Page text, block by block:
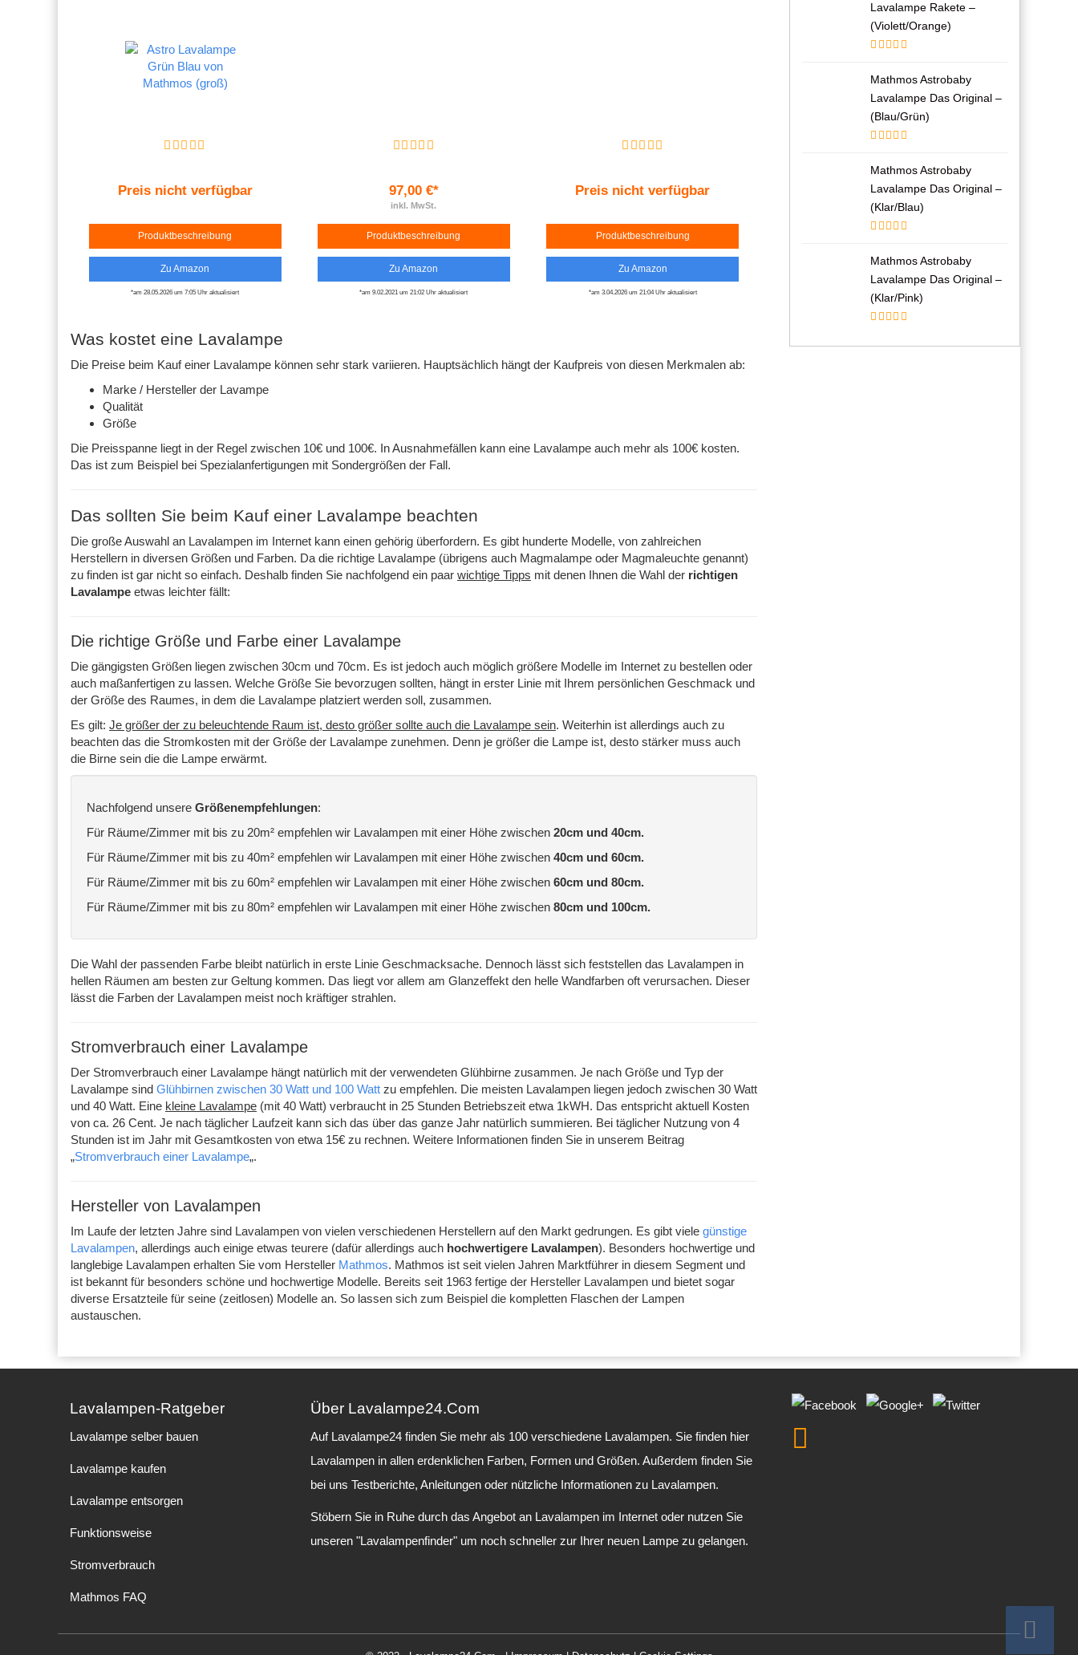
Preis nicht verfügbar
Produktbeschreibung
Zu Amazon
*am 28.05.2026 um 7:05 Uhr aktualisiert
97,00 €*
inkl. MwSt.
Produktbeschreibung
Zu Amazon
*am 9.02.2021 um 21:02 Uhr aktualisiert
Preis nicht verfügbar
Produktbeschreibung
Zu Amazon
*am 3.04.2026 um 21:04 Uhr aktualisiert
Was kostet eine Lavalampe
Die Preise beim Kauf einer Lavalampe können sehr stark variieren. Hauptsächlich hängt der Kaufpreis von diesen Merkmalen ab:
Marke / Hersteller der Lavampe
Qualität
Größe
Die Preisspanne liegt in der Regel zwischen 10€ und 100€. In Ausnahmefällen kann eine Lavalampe auch mehr als 100€ kosten.
Das ist zum Beispiel bei Spezialanfertigungen mit Sondergrößen der Fall.
Das sollten Sie beim Kauf einer Lavalampe beachten
Die große Auswahl an Lavalampen im Internet kann einen gehörig überfordern. Es gibt hunderte Modelle, von zahlreichen
Herstellern in diversen Größen und Farben. Da die richtige Lavalampe (übrigens auch Magmalampe oder Magmaleuchte genannt)
zu finden ist gar nicht so einfach. Deshalb finden Sie nachfolgend ein paar wichtige Tipps mit denen Ihnen die Wahl der richtigen
Lavalampe etwas leichter fällt:
Die richtige Größe und Farbe einer Lavalampe
Die gängigsten Größen liegen zwischen 30cm und 70cm. Es ist jedoch auch möglich größere Modelle im Internet zu bestellen oder
auch maßanfertigen zu lassen. Welche Größe Sie bevorzugen sollten, hängt in erster Linie mit Ihrem persönlichen Geschmack und
der Größe des Raumes, in dem die Lavalampe platziert werden soll, zusammen.
Es gilt: Je größer der zu beleuchtende Raum ist, desto größer sollte auch die Lavalampe sein. Weiterhin ist allerdings auch zu
beachten das die Stromkosten mit der Größe der Lavalampe zunehmen. Denn je größer die Lampe ist, desto stärker muss auch
die Birne sein die die Lampe erwärmt.
Nachfolgend unsere Größenempfehlungen:
Für Räume/Zimmer mit bis zu 20m² empfehlen wir Lavalampen mit einer Höhe zwischen 20cm und 40cm.
Für Räume/Zimmer mit bis zu 40m² empfehlen wir Lavalampen mit einer Höhe zwischen 40cm und 60cm.
Für Räume/Zimmer mit bis zu 60m² empfehlen wir Lavalampen mit einer Höhe zwischen 60cm und 80cm.
Für Räume/Zimmer mit bis zu 80m² empfehlen wir Lavalampen mit einer Höhe zwischen 80cm und 100cm.
Die Wahl der passenden Farbe bleibt natürlich in erste Linie Geschmacksache. Dennoch lässt sich feststellen das Lavalampen in
hellen Räumen am besten zur Geltung kommen. Das liegt vor allem am Glanzeffekt den helle Wandfarben oft verursachen. Dieser
lässt die Farben der Lavalampen meist noch kräftiger strahlen.
Stromverbrauch einer Lavalampe
Der Stromverbrauch einer Lavalampe hängt natürlich mit der verwendeten Glühbirne zusammen. Je nach Größe und Typ der
Lavalampe sind Glühbirnen zwischen 30 Watt und 100 Watt zu empfehlen. Die meisten Lavalampen liegen jedoch zwischen 30 Watt
und 40 Watt. Eine kleine Lavalampe (mit 40 Watt) verbraucht in 25 Stunden Betriebszeit etwa 1kWH. Das entspricht aktuell Kosten
von ca. 26 Cent. Je nach täglicher Laufzeit kann sich das über das ganze Jahr natürlich summieren. Bei täglicher Nutzung von 4
Stunden ist im Jahr mit Gesamtkosten von etwa 15€ zu rechnen. Weitere Informationen finden Sie in unserem Beitrag
„Stromverbrauch einer Lavalampe„.
Hersteller von Lavalampen
Im Laufe der letzten Jahre sind Lavalampen von vielen verschiedenen Herstellern auf den Markt gedrungen. Es gibt viele günstige
Lavalampen, allerdings auch einige etwas teurere (dafür allerdings auch hochwertigere Lavalampen). Besonders hochwertige und
langlebige Lavalampen erhalten Sie vom Hersteller Mathmos. Mathmos ist seit vielen Jahren Marktführer in diesem Segment und
ist bekannt für besonders schöne und hochwertige Modelle. Bereits seit 1963 fertige der Hersteller Lavalampen und bietet sogar
diverse Ersatzteile für seine (zeitlosen) Modelle an. So lassen sich zum Beispiel die kompletten Flaschen der Lampen
austauschen.
Lavalampe Rakete –
(Violett/Orange)
Mathmos Astrobaby
Lavalampe Das Original –
(Blau/Grün)
Mathmos Astrobaby
Lavalampe Das Original –
(Klar/Blau)
Mathmos Astrobaby
Lavalampe Das Original –
(Klar/Pink)
Lavalampen-Ratgeber
Lavalampe selber bauen
Lavalampe kaufen
Lavalampe entsorgen
Funktionsweise
Stromverbrauch
Mathmos FAQ
Über Lavalampe24.Com
Auf Lavalampe24 finden Sie mehr als 100 verschiedene Lavalampen. Sie finden hier
Lavalampen in allen erdenklichen Farben, Formen und Größen. Außerdem finden Sie
bei uns Testberichte, Anleitungen oder nützliche Informationen zu Lavalampen.
Stöbern Sie in Ruhe durch das Angebot an Lavalampen im Internet oder nutzen Sie
unseren "Lavalampenfinder" um noch schneller zur Ihrer neuen Lampe zu gelangen.